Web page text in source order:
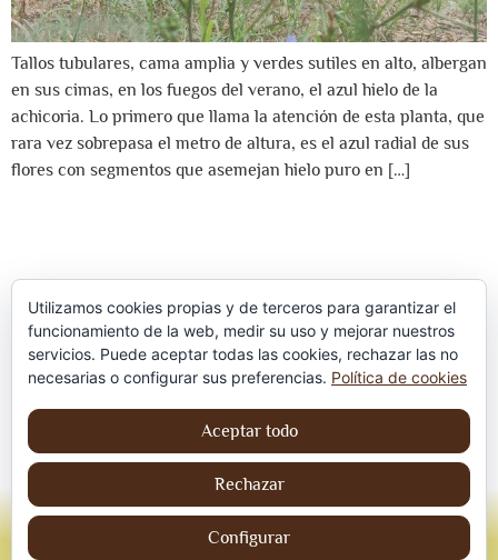
Tallos tubulares, cama amplia y verdes sutiles en alto, albergan
en sus cimas, en los fuegos del verano, el azul hielo de la
achicoria. Lo primero que llama la atención de esta planta, que
rara vez sobrepasa el metro de altura, es el azul radial de sus
flores con segmentos que asemejan hielo puro en […]
Política de privacidad
Aviso Legal
Política de cookies
© Jordi contreraS – Todos los derechos
reservados
Utilizamos cookies propias y de terceros para garantizar el
funcionamiento de la web, medir su uso y mejorar nuestros
servicios. Puede aceptar todas las cookies, rechazar las no
necesarias o configurar sus preferencias. Política de cookies
Aceptar todo
Rechazar
Configurar